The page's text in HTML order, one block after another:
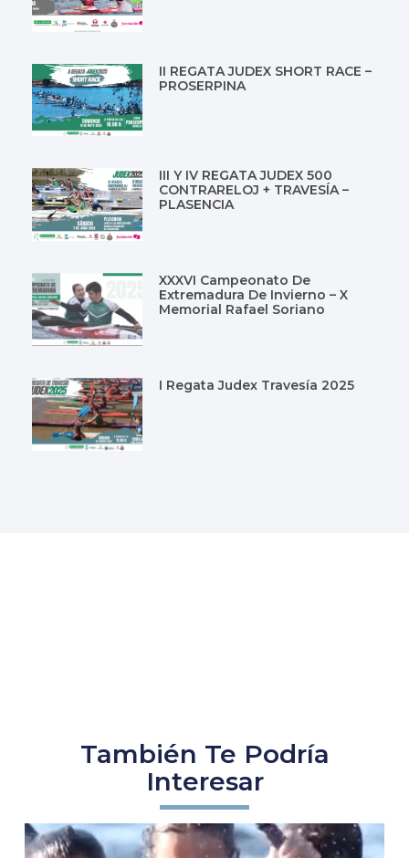
II REGATA JUDEX SHORT RACE –
PROSERPINA
III Y IV REGATA JUDEX 500
CONTRARELOJ + TRAVESÍA –
PLASENCIA
XXXVI Campeonato De
Extremadura De Invierno – X
Memorial Rafael Soriano
I Regata Judex Travesía 2025
También Te Podría
Interesar